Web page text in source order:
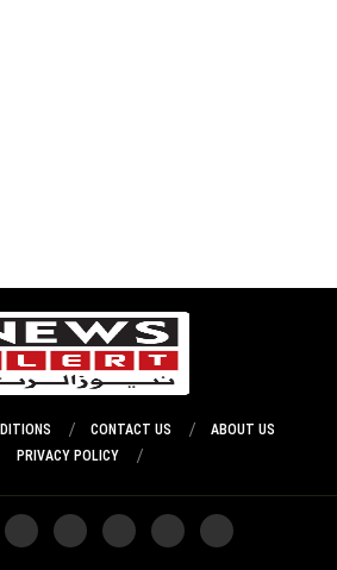
ABOUT US
CONTACT US
PRIVACY POLICY